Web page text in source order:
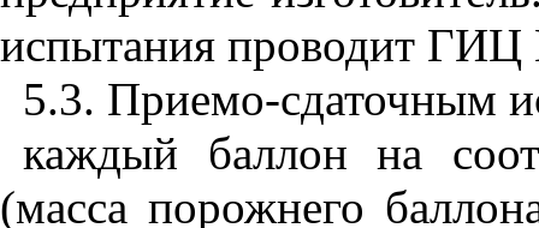
испытания проводит ГИЦ
5.3. Приемо-сдаточным
каждый баллон на
(масса порожнего